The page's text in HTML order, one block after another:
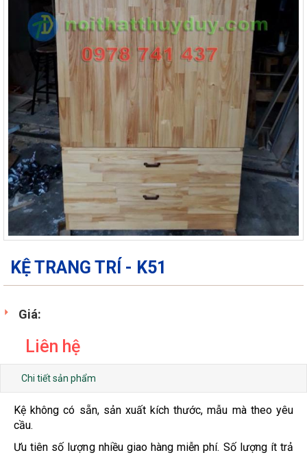
KỆ TRANG TRÍ - K51
Giá:
Liên hệ
Chi tiết sản phẩm
Kệ không có sẵn, sản xuất kích thước, mẫu mà theo yêu
cầu.
Ưu tiên số lượng nhiều giao hàng miễn phí. Số lượng ít trả